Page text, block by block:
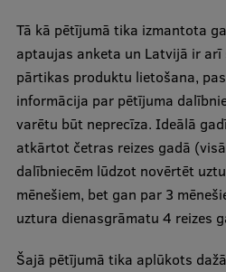
Tā kā pētījumā tika izmantota
aptaujas anketa un Latvijā ir
pārtikas produktu lietošana,
informācija par pētījuma
varētu būt neprecīza. Ideālā
atkārtot četras reizes gadā
dalībniecēm lūdzot novērtēt
mēnešiem, bet gan par 3
uztura dienasgrāmatu 4 reizes
Šajā pētījumā tika aplūkots